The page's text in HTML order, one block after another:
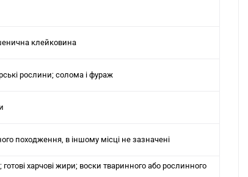
клейковина
рослини; солома і фураж
походження, в іншому місці не зазначені
харчові жири; воски тваринного або рослинного